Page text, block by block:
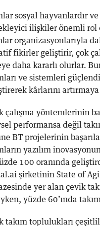
sosyal hayvanlardır
ilişkiler önemli rol
organizasyonlarıyla
fikirler geliştirir, çok
daha kararlı olurlar.
ve sistemleri
kârlarını artırmaya
çalışma yöntemlerinin
performansa değil
BT projelerinin
yazılım
100 oranında
şirketinin State of
yer alan çevik
yüzde 60’ında
takım toplulukları